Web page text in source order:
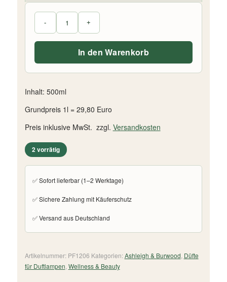
Inhalt: 500ml
Grundpreis 1l = 29,80 Euro
Preis inklusive MwSt. zzgl. Versandkosten
2 vorrätig
✅ Sofort lieferbar (1–2 Werktage)
✅ Sichere Zahlung mit Käuferschutz
✅ Versand aus Deutschland
In den Warenkorb
Artikelnummer: PF1206 Kategorien:Ashleigh & Burwood Düfte
für Duftlampen Wellness & Beauty